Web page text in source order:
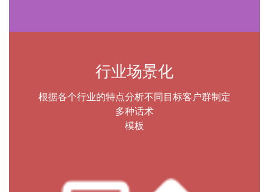
行业场景化
根据各个行业的特点分析不同目标客户群制定
多种话术
模板